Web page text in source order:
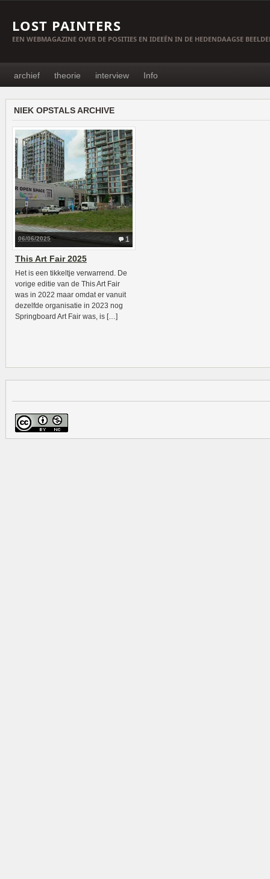
LOST PAINTERS
EEN WEBMAGAZINE OVER DE POSITIES EN IDEEËN IN DE HEDENDAAGSE
archief theorie interview Info
NIEK OPSTALS ARCHIVE
1
06/06/2025
This Art Fair 2025
Het is een tikkeltje verwarrend. De
vorige editie van de This Art Fair
was in 2022 maar omdat er vanuit
dezelfde organisatie in 2023 nog
Springboard Art Fair was, is […]